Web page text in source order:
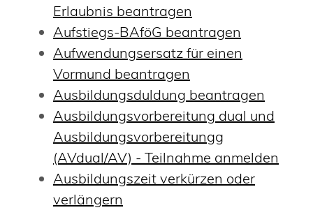
Erlaubnis beantragen
Aufstiegs-BAföG beantragen
Aufwendungsersatz für einen
Vormund beantragen
Ausbildungsduldung beantragen
Ausbildungsvorbereitung dual und
Ausbildungsvorbereitungg
(AVdual/AV) - Teilnahme anmelden
Ausbildungszeit verkürzen oder
verlängern